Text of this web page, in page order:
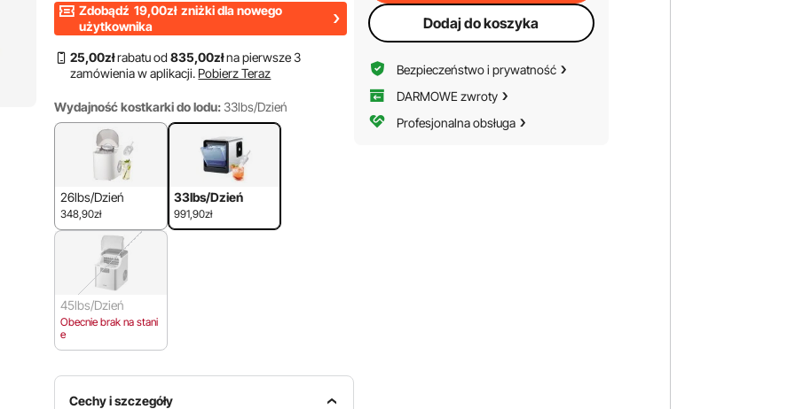
Zdobądź 19,00zł zniżki dla nowego
użytkownika
25,00złrabatu od835,00złna pierwsze 3
zamówienia w aplikacji. Pobierz Teraz
Wydajność kostkarki do lodu: 33lbs/Dzień
26lbs/Dzień
348,90zł
33lbs/Dzień
991,90zł
45lbs/Dzień
Obecnie brak na stani
e
Cechy i szczegóły
Dodaj do koszyka
Bezpieczeństwo i prywatność
DARMOWE zwroty
Profesjonalna obsługa